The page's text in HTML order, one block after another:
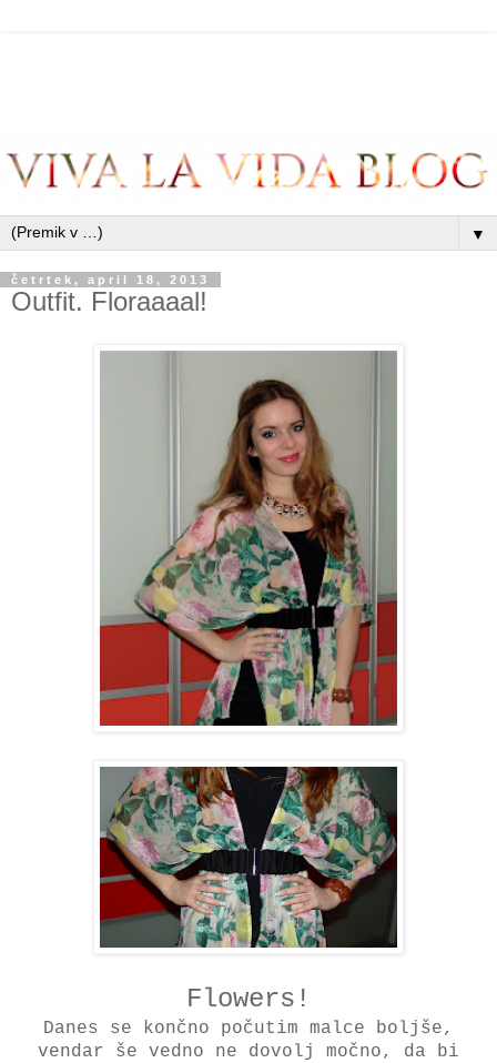
▼
četrtek, april 18, 2013
Outfit. Floraaaal!
Flowers!
Danes se končno počutim malce boljše,
vendar še vedno ne dovolj močno, da bi